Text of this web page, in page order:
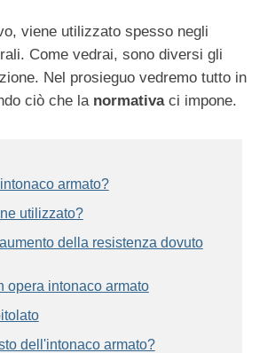
viene utilizzato spesso negli
Come vedrai, sono diversi gli
Nel prosieguo vedremo tutto in
ciò che la normativaci impone.
armato?
utilizzato?
della resistenza dovuto
opera intonaco armato
dell'intonaco armato?